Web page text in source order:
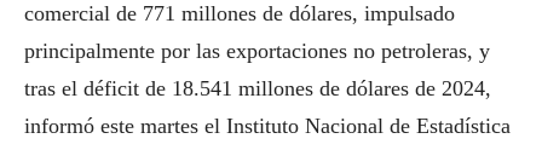
comercial de 771 millones de dólares, impulsado
principalmente por las exportaciones no petroleras, y
tras el déficit de 18.541 millones de dólares de 2024,
informó este martes el Instituto Nacional de Estadística